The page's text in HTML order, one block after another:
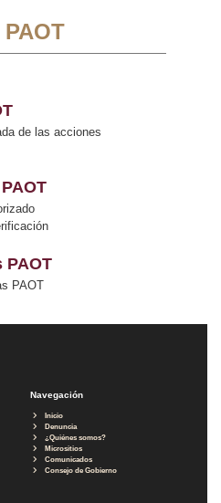
PAOT
de las acciones
PAOT
PAOT
Navegación
Inicio
Denuncia
¿Quiénes somos?
Micrositios
Comunicados
Consejo de Gobierno